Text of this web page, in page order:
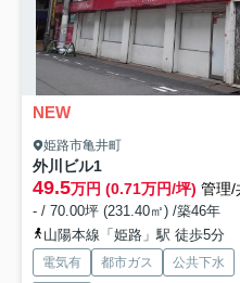
NEW
姫路市亀井町
外川ビル1
49.5万円 (0.71万円/坪) 管理/
- / 70.00坪 (231.40㎡) /築46年
山陽本線「姫路」駅 徒歩5分
電気有 都市ガス
公共下水